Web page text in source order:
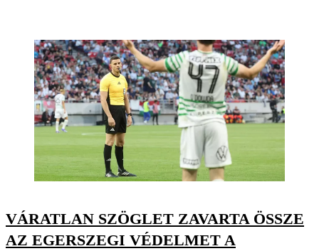
VÁRATLAN SZÖGLET ZAVARTA ÖSSZE
AZ EGERSZEGI VÉDELMET A